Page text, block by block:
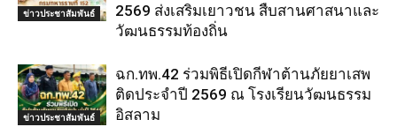
ข่าวประชาสัมพันธ์
2569 ส่งเสริมเยาวชน สืบสานศาสนาและ
วัฒนธรรมท้องถิ่น
ข่าวประชาสัมพันธ์
ฉก.ทพ.42 ร่วมพิธีเปิดกีฬาต้านภัยยาเสพ
ติดประจำปี 2569 ณ โรงเรียนวัฒนธรรม
อิสลาม